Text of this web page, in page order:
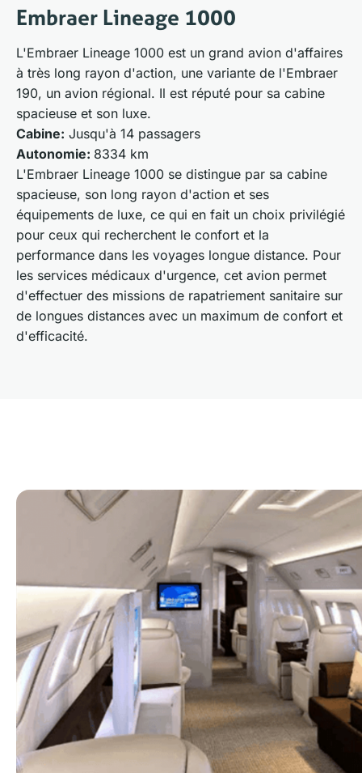
Embraer Lineage 1000
L'Embraer Lineage 1000 est un grand avion d'affaires
à très long rayon d'action, une variante de l'Embraer
190, un avion régional. Il est réputé pour sa cabine
spacieuse et son luxe.
Cabine: Jusqu'à 14 passagers
Autonomie: 8334 km
L'Embraer Lineage 1000 se distingue par sa cabine
spacieuse, son long rayon d'action et ses
équipements de luxe, ce qui en fait un choix privilégié
pour ceux qui recherchent le confort et la
performance dans les voyages longue distance. Pour
les services médicaux d'urgence, cet avion permet
d'effectuer des missions de rapatriement sanitaire sur
de longues distances avec un maximum de confort et
d'efficacité.